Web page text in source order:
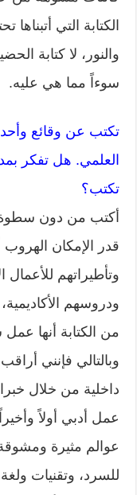
الكتابة التي
والنور، لا كتابة
سوءاً مما هي عليه.
تكتب عن وقائع
العلمي. هل تفكر
تكتب؟
أكتب من دون سطوة
قدر الإمكان الهروب
وتأطيراتهم للأعمال
ودروسهم
من الكتابة أنها
وبالتالي فإنني
داخلية من خلال
عمل أدبي أولاً
عوالم مثيرة
للسرد، وتقنيات